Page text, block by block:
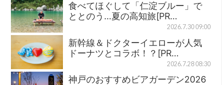
食べてほぐして「仁淀ブルー」で
ととのう…夏の高知旅[PR…
2026.7.30 09:00
新幹線＆ドクターイエローが人気
ドーナツとコラボ！？[PR…
2026.7.28 08:30
神戸のおすすめビアガーデン2026